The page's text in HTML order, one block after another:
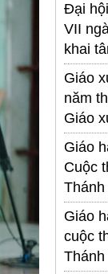
Đại
VII
khai
Giáo
năm
Giáo
Giáo
Cuộc
Thánh
Giáo
cuộc
Thánh